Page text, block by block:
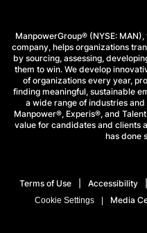
ManpowerGroup® (NYSE:
company, helps organizations
by sourcing, assessing,
them to win. We develop
of organizations every year,
finding meaningful, sustainable
a wide range of industries
Manpower®, Experis®, and
value for candidates and clients
has done
Terms of Use Accessibility
Cookie Settings Media